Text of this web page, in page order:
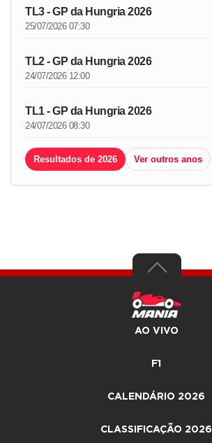
TL3 - GP da Hungria 2026
25/07/2026 07:30
TL2 - GP da Hungria 2026
24/07/2026 12:00
TL1 - GP da Hungria 2026
24/07/2026 08:30
Resultados de 2026 Ver outros anos
AO VIVO
F1
CALENDÁRIO 2026
CLASSIFICAÇÃO 2026